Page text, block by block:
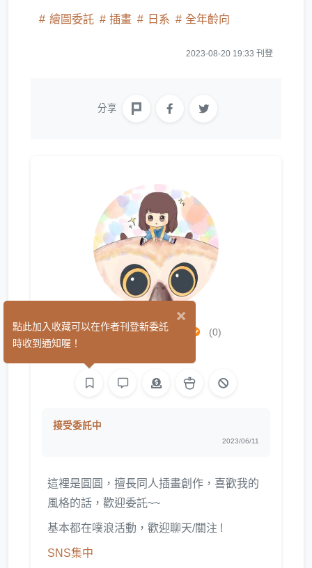
繪圖委託 插畫 日系 全年齡向
2023-08-20 19:33 刊登
分享
圓阿圓circle (0)
接受委託中
2023/06/11
這裡是圓圓，擅長同人插畫創作，喜歡我的
風格的話，歡迎委託~~
基本都在噗浪活動，歡迎聊天/關注 !
SNS集中
×
點此加入收藏可以在作者刊登新委託
時收到通知喔！